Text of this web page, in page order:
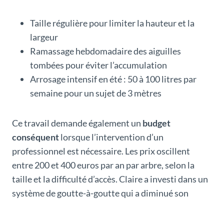
Taille régulière pour limiter la hauteur et la
largeur
Ramassage hebdomadaire des aiguilles
tombées pour éviter l’accumulation
Arrosage intensif en été : 50 à 100 litres par
semaine pour un sujet de 3 mètres
Ce travail demande également un budget
conséquentlorsque l’intervention d’un
professionnel est nécessaire. Les prix oscillent
entre 200 et 400 euros par an par arbre, selon la
taille et la difficulté d’accès. Claire a investi dans un
système de goutte-à-goutte qui a diminué son